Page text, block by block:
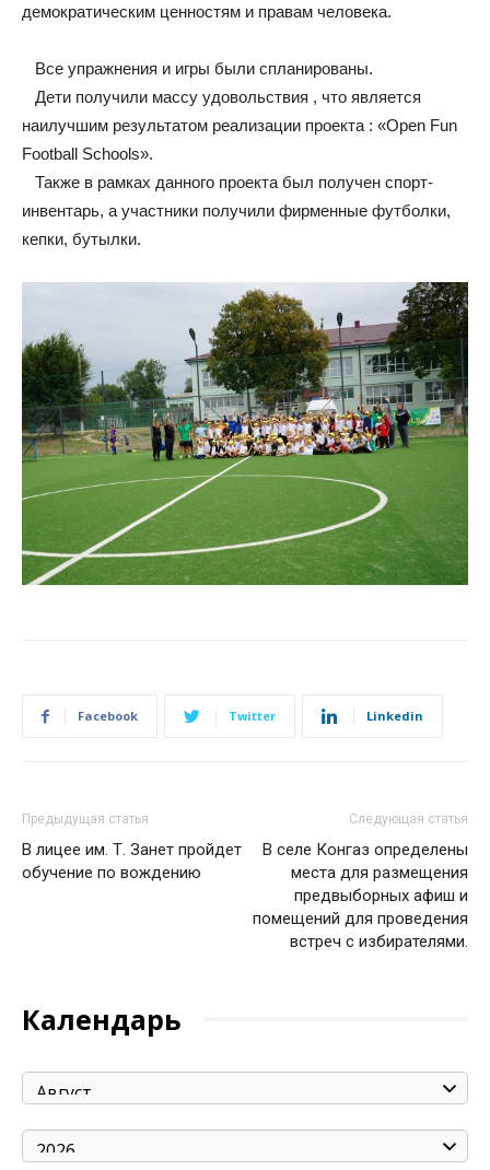
демократическим ценностям и правам человека.
Все упражнения и игры были спланированы.
Дети получили массу удовольствия , что является
наилучшим результатом реализации проекта : «Open Fun
Football Schools».
Также в рамках данного проекта был получен спорт-
инвентарь, а участники получили фирменные футболки,
кепки, бутылки.
Facebook Twitter Linkedin
Предыдущая статья
В лицее им. Т. Занет пройдет
обучение по вождению
Следующая статья
В селе Конгаз определены
места для размещения
предвыборных афиш и
помещений для проведения
встреч с избирателями.
Календарь